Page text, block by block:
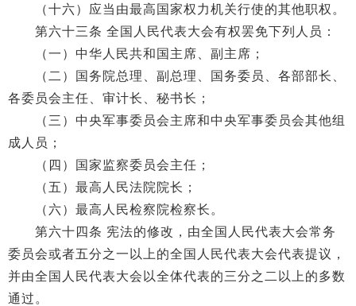
（十六）应当由最高国家权力机关行使的其他职权。
第六十三条 全国人民代表大会有权罢免下列人员：
（一）中华人民共和国主席、副主席；
（二）国务院总理、副总理、国务委员、各部部长、
各委员会主任、审计长、秘书长；
（三）中央军事委员会主席和中央军事委员会其他组
成人员；
（四）国家监察委员会主任；
（五）最高人民法院院长；
（六）最高人民检察院检察长。
第六十四条 宪法的修改，由全国人民代表大会常务
委员会或者五分之一以上的全国人民代表大会代表提议，
并由全国人民代表大会以全体代表的三分之二以上的多数
通过。